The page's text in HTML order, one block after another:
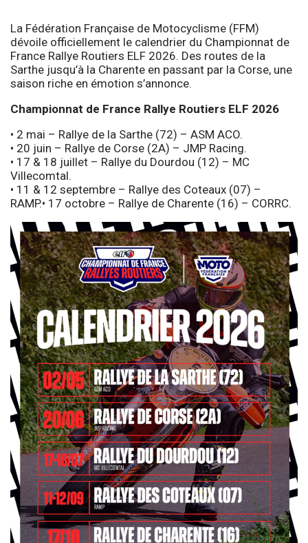
La Fédération Française de Motocyclisme (FFM)
dévoile officiellement le calendrier du Championnat de
France Rallye Routiers ELF 2026. Des routes de la
Sarthe jusqu’à la Charente en passant par la Corse, une
saison riche en émotion s’annonce.
Championnat de France Rallye Routiers ELF 2026
• 2 mai – Rallye de la Sarthe (72) – ASM ACO.
• 20 juin – Rallye de Corse (2A) – JMP Racing.
• 17 & 18 juillet – Rallye du Dourdou (12) – MC
Villecomtal.
• 11 & 12 septembre – Rallye des Coteaux (07) –
RAMP.• 17 octobre – Rallye de Charente (16) – CORRC.